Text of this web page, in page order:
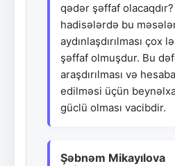
qədər şəffaf
hadisələrdə bu
aydınlaşdırılması çox
şəffaf olmuşdur. Bu
araşdırılması və
edilməsi üçün
güclü olması vacibdir.
Şəbnəm Mikayılova